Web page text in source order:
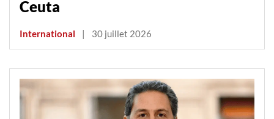
Ceuta
International | 30 juillet 2026